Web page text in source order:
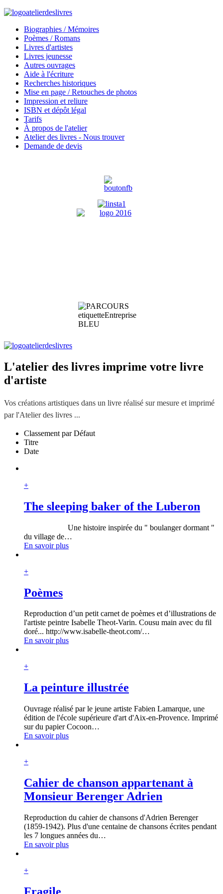
Biographies / Mémoires
Poèmes / Romans
Livres d'artistes
Livres jeunesse
Autres ouvrages
Aide à l'écriture
Recherches historiques
Mise en page / Retouches de photos
Impression et reliure
ISBN et dépôt légal
Tarifs
À propos de l'atelier
Atelier des livres - Nous trouver
Demande de devis
L'atelier des livres imprime votre livre
d'artiste
Vos créations artistiques dans un livre réalisé sur mesure et imprimé
par l'Atelier des livres ...
Classement par Défaut
Titre
Date
+
The sleeping baker of the Luberon
Une histoire inspirée du " boulanger dormant "
du village de…
En savoir plus
+
Poèmes
Reproduction d’un petit carnet de poèmes et d’illustrations de
l'artiste peintre Isabelle Theot-Varin. Cousu main avec du fil
doré... http://www.isabelle-theot.com/…
En savoir plus
+
La peinture illustrée
Ouvrage réalisé par le jeune artiste Fabien Lamarque, une
édition de l'école supérieure d'art d'Aix-en-Provence. Imprimé
sur du papier Cocoon…
En savoir plus
+
Cahier de chanson appartenant à
Monsieur Berenger Adrien
Reproduction du cahier de chansons d'Adrien Berenger
(1859-1942). Plus d'une centaine de chansons écrites pendant
les 7 longues années du…
En savoir plus
+